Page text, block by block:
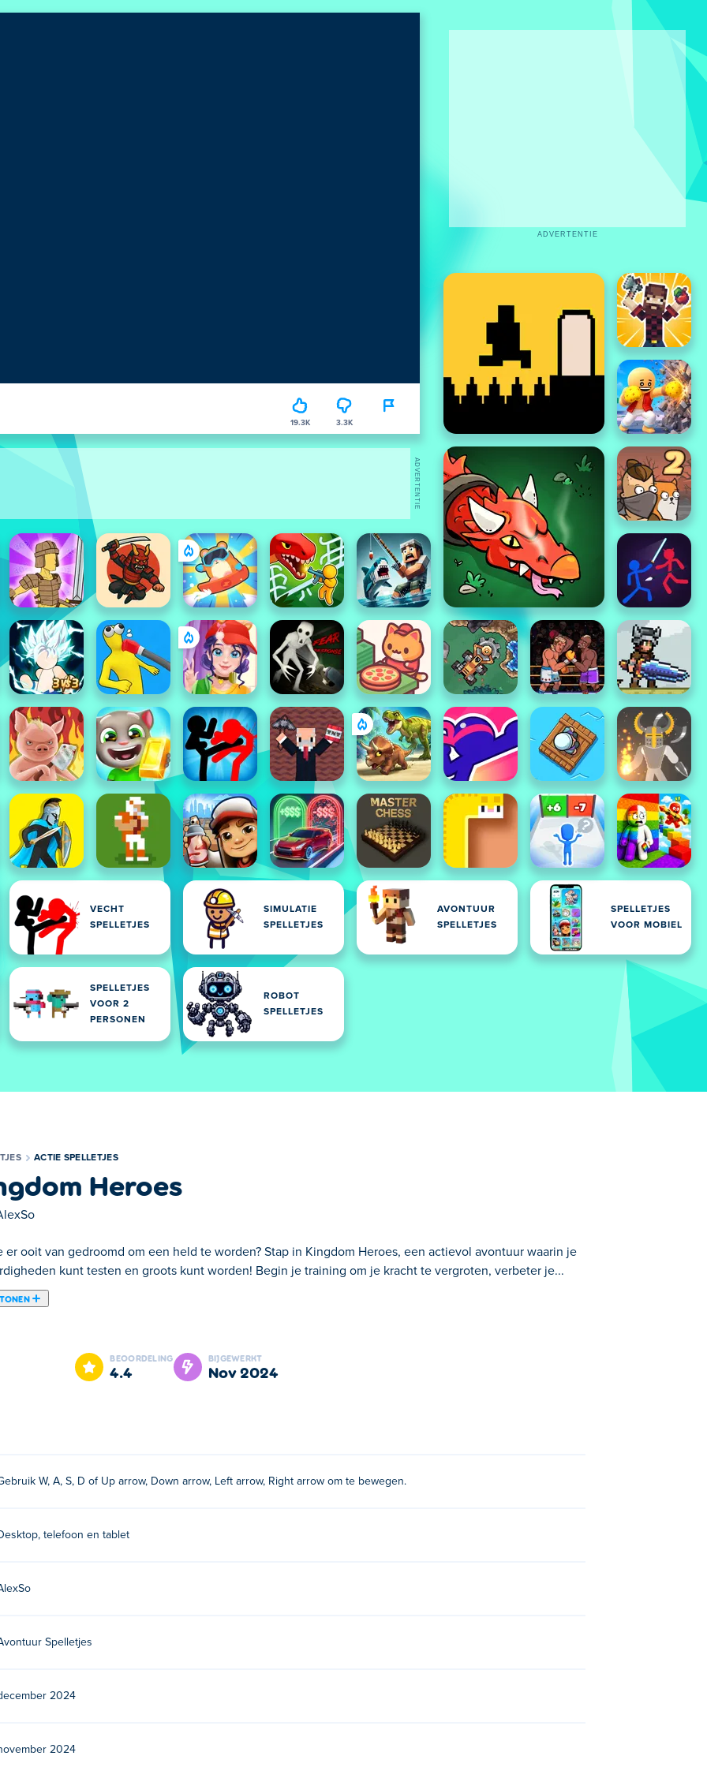
19.3K 3.3K
VECHT
SPELLETJES
SIMULATIE
SPELLETJES
AVONTUUR
SPELLETJES
SPELLETJES
VOOR MOBIEL
SPELLETJES
VOOR 2
PERSONEN
ROBOT
SPELLETJES
ADVERTENTIE
ADVERTENTIE
ACTIE SPELLETJES
Heroes
er ooit van gedroomd om een held te worden? Stap in Kingdom Heroes, een actievol avontuur waarin je
kunt testen en groots kunt worden! Begin je training om je kracht te vergroten, verbeter je...
worden? Stap in Kingdom Heroes, een actievol avontuur waarin je je vaardigheden kunt testen en
voor epische pantser- en wapenupgrades. Voltooi speciale taken om edelstenen te verzamelen en nog
Kun jij de held worden die dit koninkrijk nodig heeft?
en mobiele apparaten zoals telefoons en tablets.
BEOORDELING
4.4
BIJGEWERKT
nov 2024
W, A, S, D of Up arrow, Down arrow, Left arrow, Right arrow om te bewegen.
telefoon en tablet
Spelletjes
2024
2024